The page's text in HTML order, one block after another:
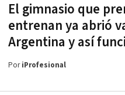
El gimnasio que
entrenan ya abrió
Argentina y así
PoriProfesional